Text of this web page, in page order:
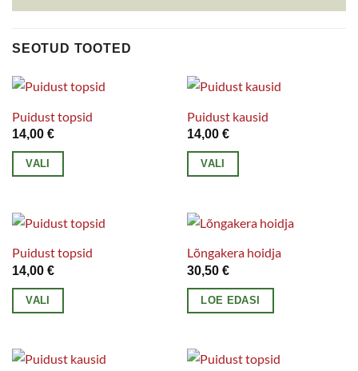
SEOTUD TOOTED
Puidust topsid
14,00 €
VALI
on
mitu
varianti.
Valikuid
saab
tootelehel.
Puidust kausid
14,00 €
VALI
on
mitu
varianti.
Valikuid
saab
tootelehel.
Puidust topsid
14,00 €
VALI
on
Lõngakera hoidja
30,50 €
LOE EDASI